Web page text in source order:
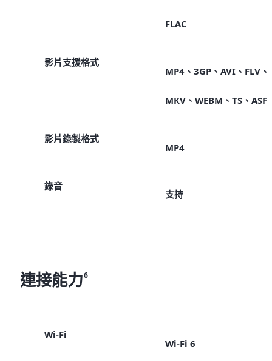
FLAC
影片支援格式
MP4、3GP、AVI、FLV、
MKV、WEBM、TS、ASF
影片錄製格式
MP4
錄音
支持
連接能力6
Wi-Fi
Wi-Fi 6